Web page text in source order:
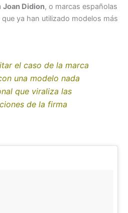
Joan Didion, o marcas españolas
que ya han utilizado modelos más
el caso de la marca
una modelo nada
que viraliza las
de la firma